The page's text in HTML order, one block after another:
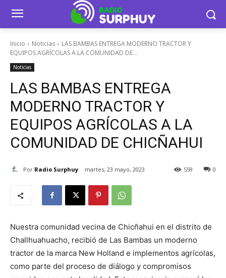
Inicio Noticias
LAS BAMBAS ENTREGA MODERNO TRACTOR Y
EQUIPOS AGRÍCOLAS A LA COMUNIDAD DE...
Noticias
LAS BAMBAS ENTREGA
MODERNO TRACTOR Y
EQUIPOS AGRÍCOLAS A LA
COMUNIDAD DE CHICÑAHUI
Por Radio Surphuy martes, 23 mayo, 2023 0
559
Nuestra comunidad vecina de Chicñahui en el distrito de
Challhuahuacho, recibió de Las Bambas un moderno
tractor de la marca New Holland e implementos agrícolas,
como parte del proceso de diálogo y compromisos